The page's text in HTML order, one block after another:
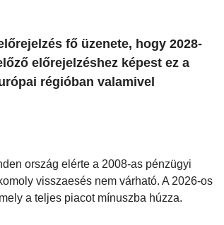
fő üzenete, hogy 2028-
előrejelzéshez képest ez a
régióban valamivel
ország elérte a 2008-as pénzügyi
visszaesés nem várható. A 2026-os
a teljes piacot mínuszba húzza.